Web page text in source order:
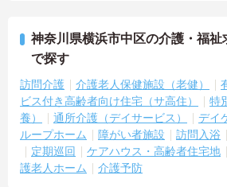
神奈川県横浜市中区の介護・福祉
で探す
訪問介護 介護老人保健施設（老健）
ビス付き高齢者向け住宅（サ高住）
特
養）
通所介護（デイサービス） デイ
ループホーム
障がい者施設 訪問入浴
定期巡回
ケアハウス・高齢者住宅地
護老人ホーム
介護予防